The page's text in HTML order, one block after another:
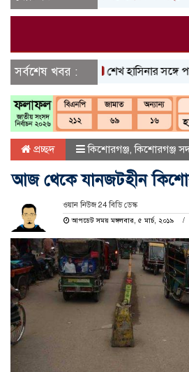
সর্বশেষ খবর :শেখ হাসিনার সঙ্গে
প্রচ্ছদ কিশোরগঞ্জ,কিশোরগঞ্জ
আজ থেকে যানজটহীন
ওয়ান নিউজ 24 বিডি ডেস্ক
আপডেট সময় মঙ্গলবার, ৫ মার্চ, ২০১৯